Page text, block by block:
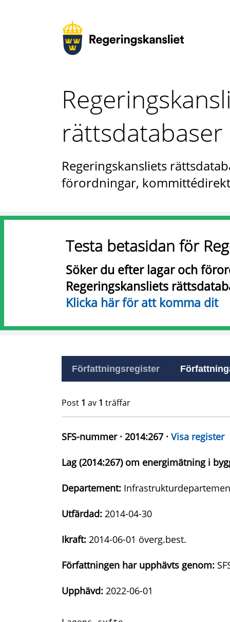
rättsdatabaser
Regeringskansliets
förordningar,
Testa betasidan för
Söker du efter lagar och
Regeringskansliets
Klicka här för att komma dit
Författningsregister
Post 1 av 1 träffar
SFS-nummer · 2014:267 · Visa register
Lag (2014:267) om energimätning i
Departement:
Utfärdad: 2014-04-30
Ikraft: 2014-06-01 överg.best.
Författningen har upphävts genom:
Upphävd: 2022-06-01